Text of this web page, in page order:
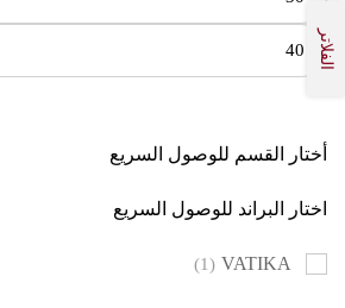
أختار القسم للوصول السريع
اختار البراند للوصول السريع
VATIKA
(1)
الفلاتر